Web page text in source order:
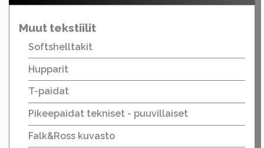
Muut tekstiilit
Softshelltakit
Hupparit
T-paidat
Pikeepaidat tekniset - puuvillaiset
Falk&Ross kuvasto